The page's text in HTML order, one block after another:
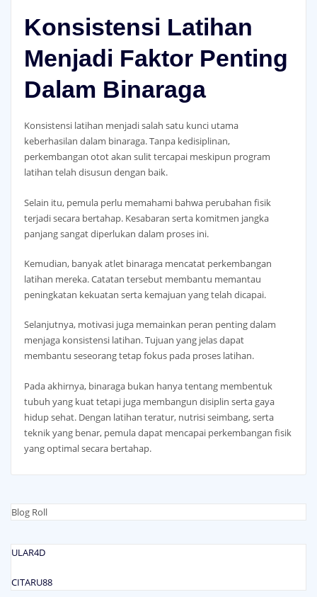
Konsistensi Latihan
Menjadi Faktor Penting
Dalam Binaraga
Konsistensi latihan menjadi salah satu kunci utama
keberhasilan dalam binaraga. Tanpa kedisiplinan,
perkembangan otot akan sulit tercapai meskipun program
latihan telah disusun dengan baik.
Selain itu, pemula perlu memahami bahwa perubahan fisik
terjadi secara bertahap. Kesabaran serta komitmen jangka
panjang sangat diperlukan dalam proses ini.
Kemudian, banyak atlet binaraga mencatat perkembangan
latihan mereka. Catatan tersebut membantu memantau
peningkatan kekuatan serta kemajuan yang telah dicapai.
Selanjutnya, motivasi juga memainkan peran penting dalam
menjaga konsistensi latihan. Tujuan yang jelas dapat
membantu seseorang tetap fokus pada proses latihan.
Pada akhirnya, binaraga bukan hanya tentang membentuk
tubuh yang kuat tetapi juga membangun disiplin serta gaya
hidup sehat. Dengan latihan teratur, nutrisi seimbang, serta
teknik yang benar, pemula dapat mencapai perkembangan fisik
yang optimal secara bertahap.
Blog Roll
ULAR4D
CITARU88